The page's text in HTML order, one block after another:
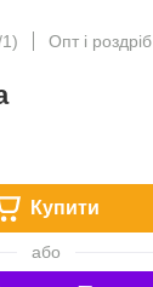
Опт і роздріб
Купити
або